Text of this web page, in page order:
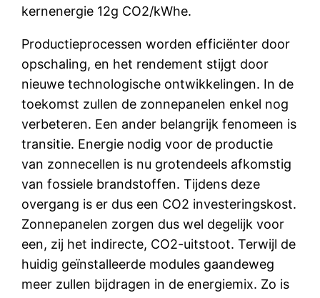
kernenergie 12g CO2/kWhe.
Productieprocessen worden efficiënter door
opschaling, en het rendement stijgt door
nieuwe technologische ontwikkelingen. In de
toekomst zullen de zonnepanelen enkel nog
verbeteren. Een ander belangrijk fenomeen is
transitie. Energie nodig voor de productie
van zonnecellen is nu grotendeels afkomstig
van fossiele brandstoffen. Tijdens deze
overgang is er dus een CO2 investeringskost.
Zonnepanelen zorgen dus wel degelijk voor
een, zij het indirecte, CO2-uitstoot. Terwijl de
huidig geïnstalleerde modules gaandeweg
meer zullen bijdragen in de energiemix. Zo is